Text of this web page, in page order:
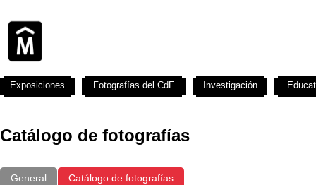
Catálogo de fotografías
General Catálogo de fotografías
Exposiciones Fotografías del CdF Investigación